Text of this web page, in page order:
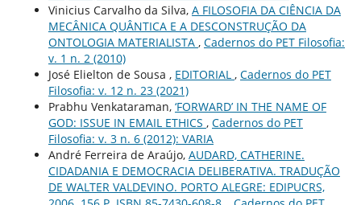
Vinicius Carvalho da Silva, A FILOSOFIA DA CIÊNCIA DA
MECÂNICA QUÂNTICA E A DESCONSTRUÇÃO DA
ONTOLOGIA MATERIALISTA , Cadernos do PET Filosofia:
v. 1 n. 2 (2010)
José Elielton de Sousa , EDITORIAL , Cadernos do PET
Filosofia: v. 12 n. 23 (2021)
Prabhu Venkataraman, ‘FORWARD’ IN THE NAME OF
GOD: ISSUE IN EMAIL ETHICS , Cadernos do PET
Filosofia: v. 3 n. 6 (2012): VARIA
André Ferreira de Araújo, AUDARD, CATHERINE.
CIDADANIA E DEMOCRACIA DELIBERATIVA. TRADUÇÃO
DE WALTER VALDEVINO. PORTO ALEGRE: EDIPUCRS,